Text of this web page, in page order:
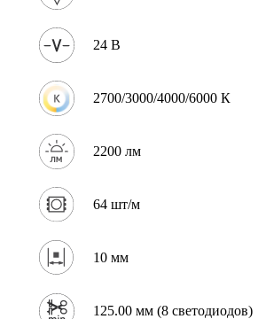
24 В
2700/3000/4000/6000 К
2200 лм
64 шт/м
10 мм
125.00 мм (8 светодиодов)